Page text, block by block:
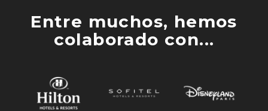
Entre muchos, hemos
colaborado con...